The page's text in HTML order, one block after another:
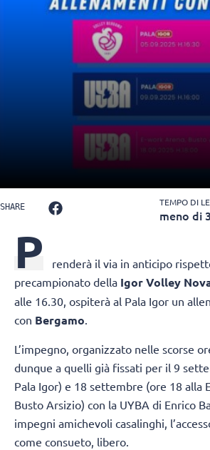
SHARE TEMPO DI
meno di
P
renderà il via in anticipo
precampionato della Igor Volley
alle 16.30, ospiterà al Pala Igor un
con Bergamo.
L’impegno, organizzato nelle scorse
dunque a quelli già fissati per il 9
Pala Igor) e 18 settembre (ore 18 alla
Busto Arsizio) con la UYBA di Enrico
impegni amichevoli casalinghi,
come consueto, libero.